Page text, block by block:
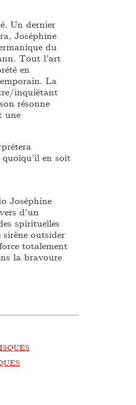
Un dernier
Joséphine
du
Tout l’art
en
La
inquiétant
résonne
une
en soit
Joséphine
d’un
spirituelles
outsider
totalement
la bravoure